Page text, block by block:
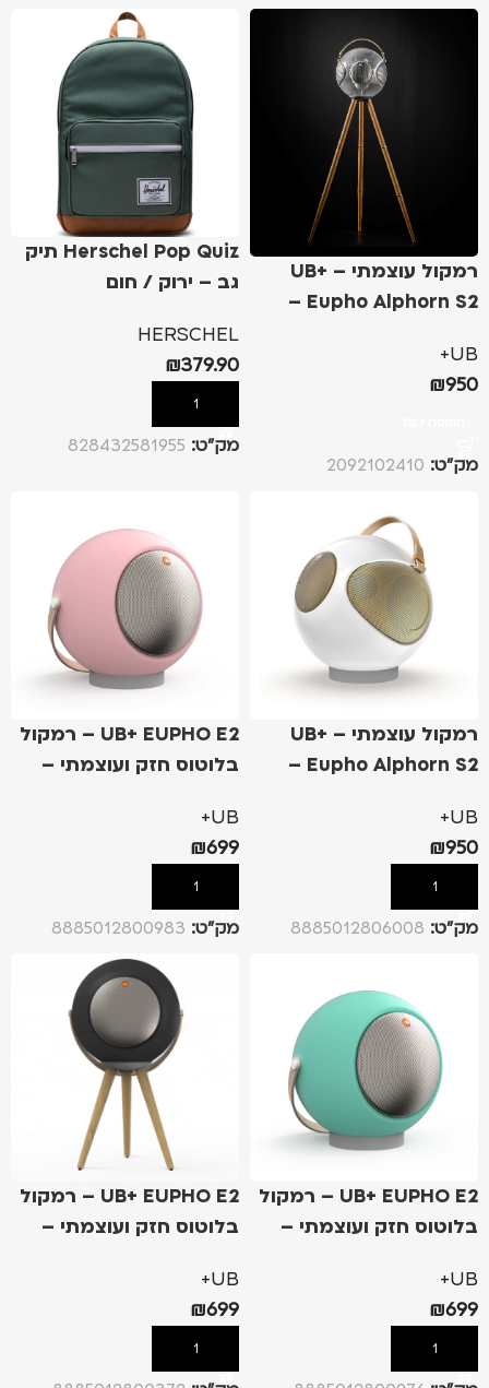
רמקול עוצמתי – UB+
Eupho Alphorn S2 –
UB+
₪950
מק”ט: 2092102410
Herschel Pop Quiz תיק
גב – ירוק / חום
HERSCHEL
₪379.90
הוספה לסל
מק”ט: 828432581955
רמקול עוצמתי – UB+
Eupho Alphorn S2 –
UB+
₪950
הוספה לסל
מק”ט: 8885012806008
UB+ EUPHO E2 – רמקול
בלוטוס חזק ועוצמתי –
UB+
₪699
הוספה לסל
מק”ט: 8885012800983
UB+ EUPHO E2 – רמקול
בלוטוס חזק ועוצמתי –
UB+
₪699
הוספה לסל
UB+ EUPHO E2 – רמקול
בלוטוס חזק ועוצמתי –
UB+
₪699
הוספה לסל